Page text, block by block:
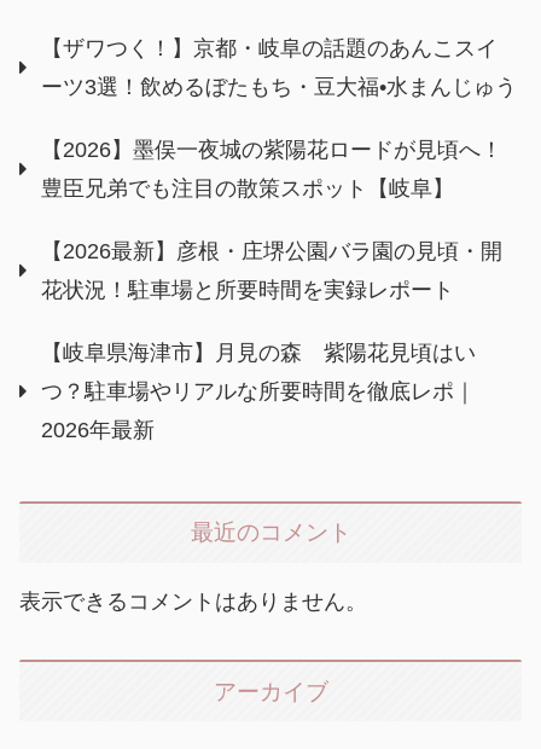
【ザワつく！】京都・岐阜の話題のあんこスイ
ーツ3選！飲めるぼたもち・豆大福•水まんじゅう
【2026】墨俣一夜城の紫陽花ロードが見頃へ！
豊臣兄弟でも注目の散策スポット【岐阜】
【2026最新】彦根・庄堺公園バラ園の見頃・開
花状況！駐車場と所要時間を実録レポート
【岐阜県海津市】月見の森 紫陽花見頃はい
つ？駐車場やリアルな所要時間を徹底レポ｜
2026年最新
最近のコメント
表示できるコメントはありません。
アーカイブ